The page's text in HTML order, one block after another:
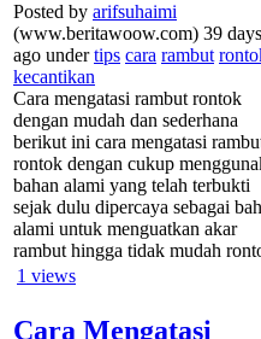
Posted by arifsuhaimi
(www.beritawoow.com) 39 days
ago undertips cara rambut
kecantikan
Cara mengatasi rambut rontok
dengan mudah dan sederhana
berikut ini cara mengatasi
rontok dengan cukup
bahan alami yang telah terbukti
sejak dulu dipercaya sebagai
alami untuk menguatkan akar
rambut hingga tidak mudah
1 views
Cara Mengatasi